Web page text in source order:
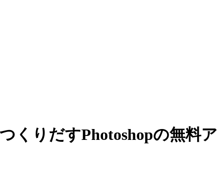
くりだすPhotoshopの無料ア